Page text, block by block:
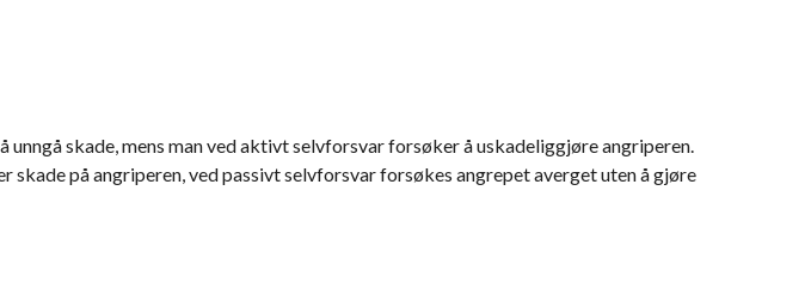
skade, mens man ved aktivt selvforsvar forsøker å uskadeliggjøre angriperen.
på angriperen, ved passivt selvforsvar forsøkes angrepet averget uten å gjøre